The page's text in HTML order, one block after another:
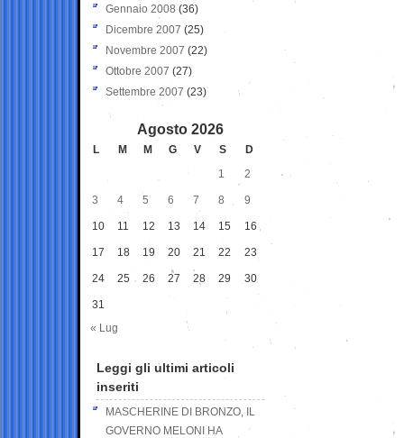
Gennaio 2008 (36)
Dicembre 2007 (25)
Novembre 2007 (22)
Ottobre 2007 (27)
Settembre 2007 (23)
Agosto 2026
L M M G V S
D
1
2
3 4 5 6 7 8 9
10 11 12 13 14 15 16
17 18 19 20 21 22 23
24 25 26 27 28 29 30
31
« Lug
Leggi gli ultimi articoli
inseriti
MASCHERINE DI BRONZO, IL
GOVERNO MELONI HA